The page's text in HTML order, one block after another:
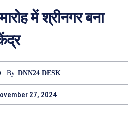
में श्रीनगर बना
By DNN24 DESK
27, 2024